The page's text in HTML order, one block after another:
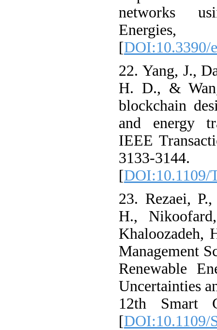
networks
[DOI:10.3390/
22. Yang, J.,
H. D., &
blockchain
and energy
IEEE
3133-3144.
[DOI:10.1109/
23. Rezaei,
H.,
Khaloozadeh,
Management
Renewable
Uncertainties
12th Smart
[DOI:10.1109/